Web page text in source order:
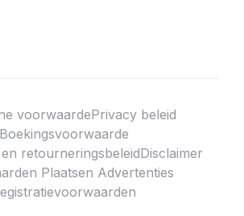
voorwaardePrivacy beleid
Boekingsvoorwaarde
retourneringsbeleidDisclaimer
Plaatsen Advertenties